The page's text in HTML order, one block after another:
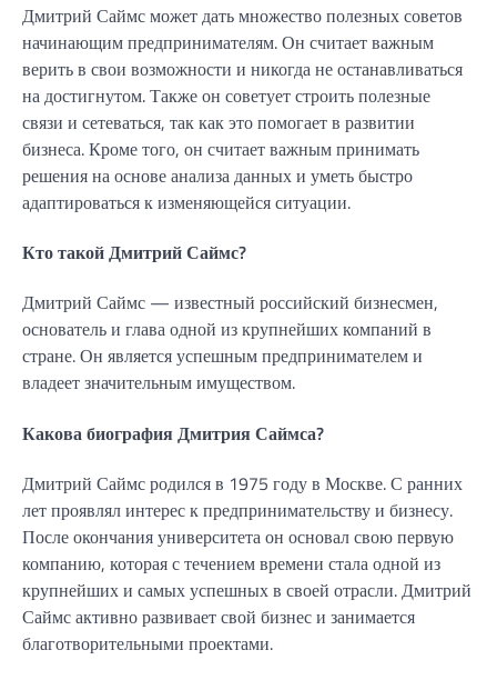
Дмитрий Саймс может дать множество полезных советов
начинающим предпринимателям. Он считает важным
верить в свои возможности и никогда не останавливаться
на достигнутом. Также он советует строить полезные
связи и сетеваться, так как это помогает в развитии
бизнеса. Кроме того, он считает важным принимать
решения на основе анализа данных и уметь быстро
адаптироваться к изменяющейся ситуации.
Кто такой Дмитрий Саймс?
Дмитрий Саймс — известный российский бизнесмен,
основатель и глава одной из крупнейших компаний в
стране. Он является успешным предпринимателем и
владеет значительным имуществом.
Какова биография Дмитрия Саймса?
Дмитрий Саймс родился в 1975 году в Москве. С ранних
лет проявлял интерес к предпринимательству и бизнесу.
После окончания университета он основал свою первую
компанию, которая с течением времени стала одной из
крупнейших и самых успешных в своей отрасли. Дмитрий
Саймс активно развивает свой бизнес и занимается
благотворительными проектами.